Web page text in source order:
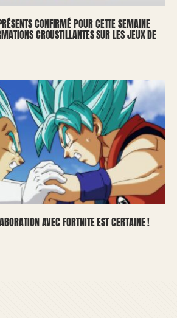
CONFIRMÉ POUR CETTE SEMAINE
CROUSTILLANTES SUR LES JEUX DE
AVEC FORTNITE EST CERTAINE !